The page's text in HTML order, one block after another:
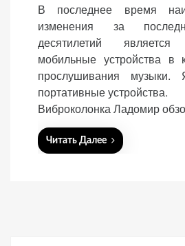
s
t
e
d
o
n
В последнее время
изменения за
десятилетий
мобильные устройства в
прослушивания
портативные устройства.
Виброколонка Ладомир
Читать Далее
«Настройки
cookie»
Обязательные
(технические)
Необходимы для
работы сайта.